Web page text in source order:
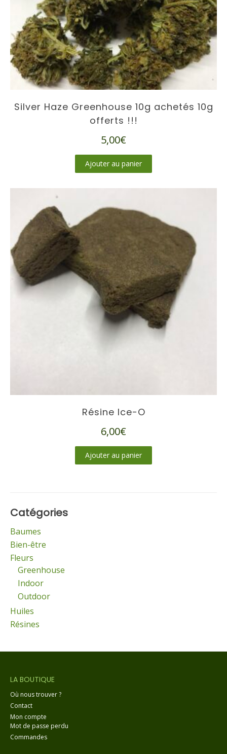
Silver Haze Greenhouse 10g achetés 10g
offerts !!!
5,00€
Ajouter au panier
Résine Ice-O
6,00€
Ajouter au panier
Catégories
Baumes
Bien-être
Fleurs
Greenhouse
Indoor
Outdoor
Huiles
Résines
LA BOUTIQUE
Où nous trouver ?
Contact
Mon compte
Mot de passe perdu
Commandes